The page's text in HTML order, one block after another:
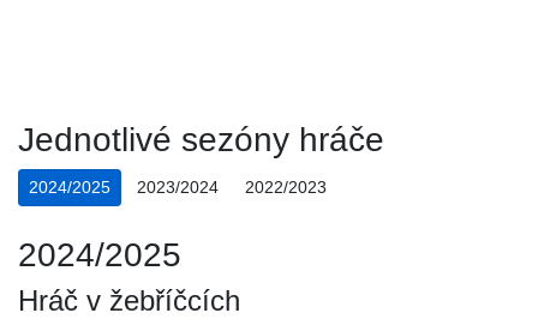
Jednotlivé sezóny hráče
2024/2025 2023/2024 2022/2023
2024/2025
Hráč v žebříčcích